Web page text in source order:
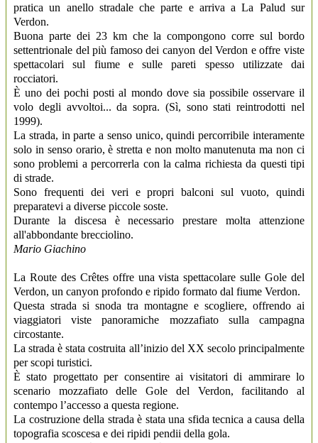
pratica un anello stradale che parte e arriva a La Palud sur
Verdon.
Buona parte dei 23 km che la compongono corre sul bordo
settentrionale del più famoso dei canyon del Verdon e offre viste
spettacolari sul fiume e sulle pareti spesso utilizzate dai
rocciatori.
È uno dei pochi posti al mondo dove sia possibile osservare il
volo degli avvoltoi... da sopra. (Sì, sono stati reintrodotti nel
1999).
La strada, in parte a senso unico, quindi percorribile interamente
solo in senso orario, è stretta e non molto manutenuta ma non ci
sono problemi a percorrerla con la calma richiesta da questi tipi
di strade.
Sono frequenti dei veri e propri balconi sul vuoto, quindi
preparatevi a diverse piccole soste.
Durante la discesa è necessario prestare molta attenzione
all'abbondante brecciolino.
Mario Giachino
La Route des Crêtes offre una vista spettacolare sulle Gole del
Verdon, un canyon profondo e ripido formato dal fiume Verdon.
Questa strada si snoda tra montagne e scogliere, offrendo ai
viaggiatori viste panoramiche mozzafiato sulla campagna
circostante.
La strada è stata costruita all’inizio del XX secolo principalmente
per scopi turistici.
È stato progettato per consentire ai visitatori di ammirare lo
scenario mozzafiato delle Gole del Verdon, facilitando al
contempo l’accesso a questa regione.
La costruzione della strada è stata una sfida tecnica a causa della
topografia scoscesa e dei ripidi pendii della gola.